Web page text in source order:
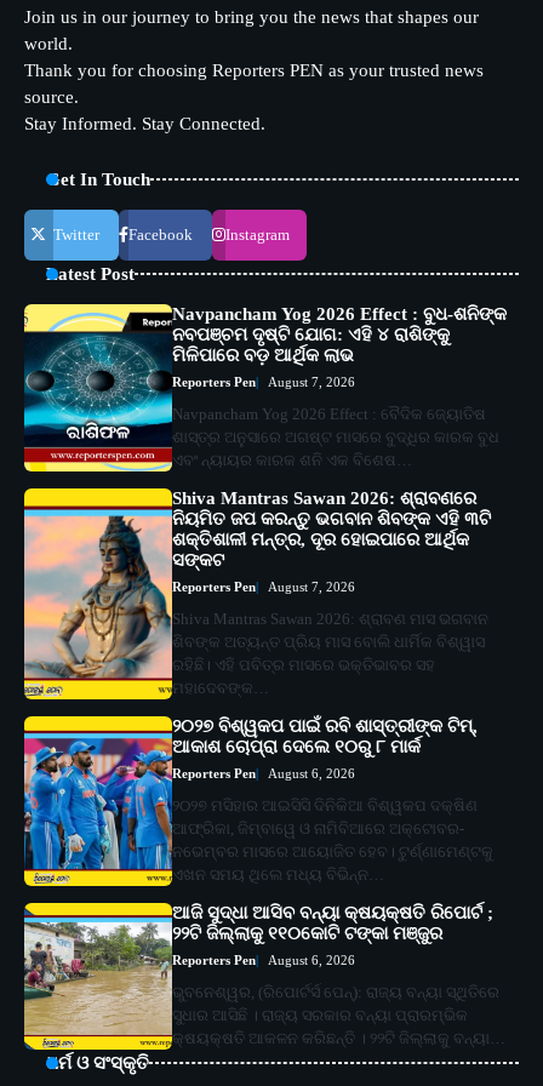
Join us in our journey to bring you the news that shapes our
world.
Thank you for choosing Reporters PEN as your trusted news
source.
Stay Informed. Stay Connected.
Get In Touch
Twitter Facebook Instagram
Latest Post
Navpancham Yog 2026 Effect : ବୁଧ-ଶନିଙ୍କ
ନବପଞ୍ଚମ ଦୃଷ୍ଟି ଯୋଗ: ଏହି ୪ ରାଶିଙ୍କୁ
ମିଳିପାରେ ବଡ଼ ଆର୍ଥିକ ଲାଭ
Reporters Pen August 7, 2026
Navpancham Yog 2026 Effect : ବୈଦିକ ଜ୍ୟୋତିଷ
ଶାସ୍ତ୍ର ଅନୁସାରେ ଅଗଷ୍ଟ ମାସରେ ବୁଦ୍ଧିର କାରକ ବୁଧ
ଏବଂ ନ୍ୟାୟର କାରକ ଶନି ଏକ ବିଶେଷ…
Shiva Mantras Sawan 2026: ଶ୍ରାବଣରେ
ନିୟମିତ ଜପ କରନ୍ତୁ ଭଗବାନ ଶିବଙ୍କ ଏହି ୩ଟି
ଶକ୍ତିଶାଳୀ ମନ୍ତ୍ର, ଦୂର ହୋଇପାରେ ଆର୍ଥିକ
ସଙ୍କଟ
Reporters Pen August 7, 2026
Shiva Mantras Sawan 2026: ଶ୍ରାବଣ ମାସ ଭଗବାନ
ଶିବଙ୍କ ଅତ୍ୟନ୍ତ ପ୍ରିୟ ମାସ ବୋଲି ଧାର୍ମିକ ବିଶ୍ୱାସ
ରହିଛି। ଏହି ପବିତ୍ର ମାସରେ ଭକ୍ତିଭାବର ସହ
ମହାଦେବଙ୍କ…
୨୦୨୭ ବିଶ୍ୱକପ ପାଇଁ ରବି ଶାସ୍ତ୍ରୀଙ୍କ ଟିମ୍,
ଆକାଶ ଚୋପ୍ରା ଦେଲେ ୧୦ରୁ ୮ ମାର୍କ
Reporters Pen August 6, 2026
୨୦୨୭ ମସିହାର ଆଇସିସି ଦିନିକିଆ ବିଶ୍ୱକପ ଦକ୍ଷିଣ
ଆଫ୍ରିକା, ଜିମ୍ବାୱେ ଓ ନାମିବିଆରେ ଅକ୍ଟୋବର-
ନଭେମ୍ବର ମାସରେ ଆୟୋଜିତ ହେବ। ଟୁର୍ଣ୍ଣାମେଣ୍ଟକୁ
ଏଖନ ସମୟ ଥିଲେ ମଧ୍ୟ ବିଭିନ୍ନ…
ଆଜି ସୁଦ୍ଧା ଆସିବ ବନ୍ୟା କ୍ଷୟକ୍ଷତି ରିପୋର୍ଟ ;
୨୨ଟି ଜିଲ୍ଲାକୁ ୧୧୦କୋଟି ଟଙ୍କା ମଞ୍ଜୁର
Reporters Pen August 6, 2026
ଭୁବନେଶ୍ୱର, (ରିପୋର୍ଟର୍ସ ପେନ୍‌): ରାଜ୍ୟ ବନ୍ୟା ସ୍ଥିତିରେ
ସୁଧାର ଆସିଛି । ରାଜ୍ୟ ସରକାର ବନ୍ୟା ପ୍ରାରମ୍ଭିକ
କ୍ଷୟକ୍ଷତି ଆକଳନ କରିଛନ୍ତି । ୨୨ଟି ଜିଲ୍ଲାକୁ ବନ୍ୟା…
ଧର୍ମ ଓ ସଂସ୍କୃତି